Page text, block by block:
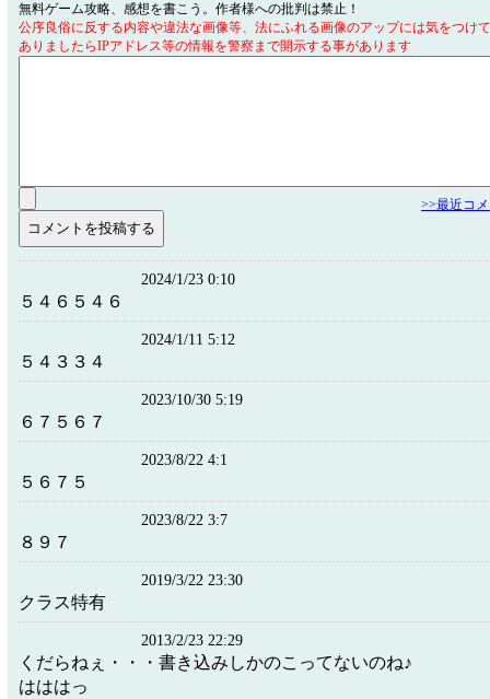
無料ゲーム攻略、感想を書こう。作者様への批判は禁止！
公序良俗に反する内容や違法な画像等、法にふれる画像のアップには気をつけ
ありましたらIPアドレス等の情報を警察まで開示する事があります
>>最近コ
2024/1/23 0:10
５４６５４６
2024/1/11 5:12
５４３３４
2023/10/30 5:19
６７５６７
2023/8/22 4:1
５６７５
2023/8/22 3:7
８９７
2019/3/22 23:30
クラス特有
2013/2/23 22:29
くだらねぇ・・・書き込みしかのこってないのね♪
はははっ